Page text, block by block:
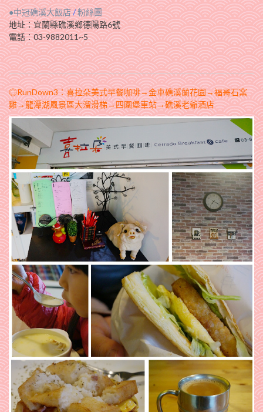
●中冠礁溪大飯店/粉絲團
地址：宜蘭縣礁溪鄉德陽路6號
電話：03-9882011~5
◎RunDown3：喜拉朵美式早餐咖啡→金車礁溪蘭花園→福哥石窯
雞→龍潭湖風景區大溜滑梯→四圍堡車站→礁溪老爺酒店